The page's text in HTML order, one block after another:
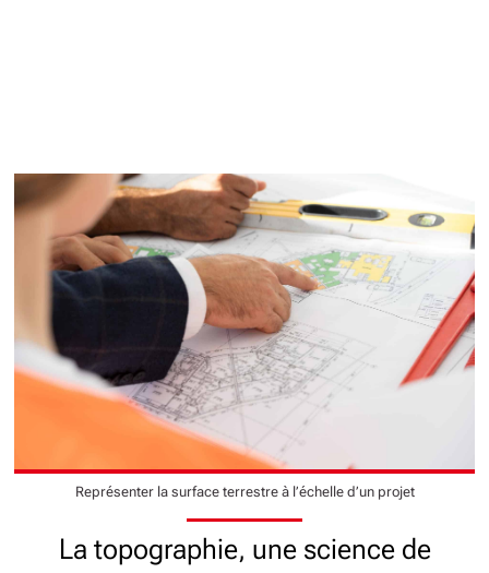
Représenter la surface terrestre à l’échelle d’un projet
La topographie, une science de